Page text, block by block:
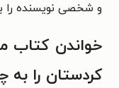
و شخصی نویسنده را
خواندن کتاب
کردستان را